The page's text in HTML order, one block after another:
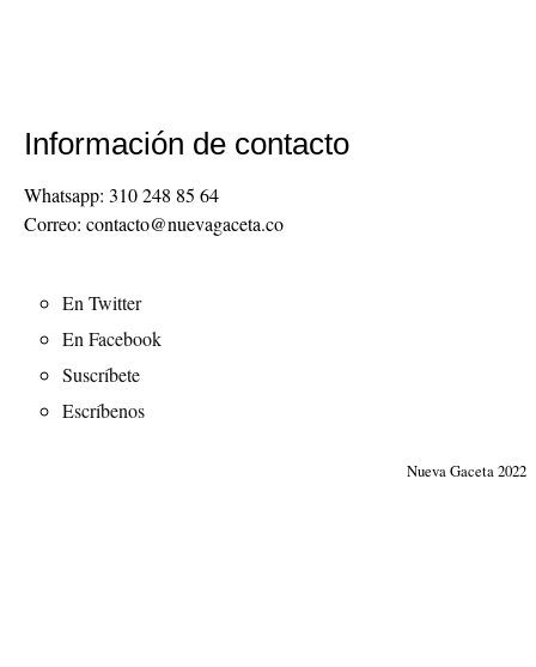
Información de contacto
Whatsapp: 310 248 85 64
Correo: contacto@nuevagaceta.co
Menú
del
pie
En Twitter
En Facebook
Suscríbete
Escríbenos
Nueva Gaceta 2022